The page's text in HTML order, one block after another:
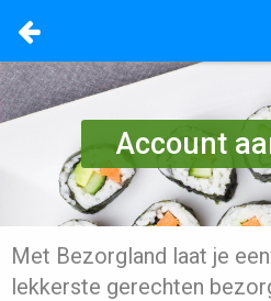
Account
Met Bezorgland laat je
lekkerste gerechten